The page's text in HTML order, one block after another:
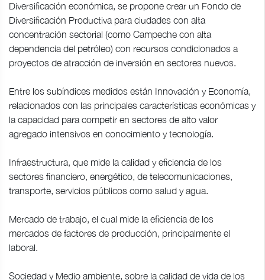
Diversificación económica, se propone crear un Fondo de
Diversificación Productiva para ciudades con alta
concentración sectorial (como Campeche con alta
dependencia del petróleo) con recursos condicionados a
proyectos de atracción de inversión en sectores nuevos.
Entre los subíndices medidos están Innovación y Economía,
relacionados con las principales características económicas y
la capacidad para competir en sectores de alto valor
agregado intensivos en conocimiento y tecnología.
Infraestructura, que mide la calidad y eficiencia de los
sectores financiero, energético, de telecomunicaciones,
transporte, servicios públicos como salud y agua.
Mercado de trabajo, el cual mide la eficiencia de los
mercados de factores de producción, principalmente el
laboral.
Sociedad y Medio ambiente, sobre la calidad de vida de los